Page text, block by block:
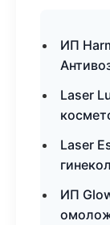
ИП
Laser
Laser
ИП